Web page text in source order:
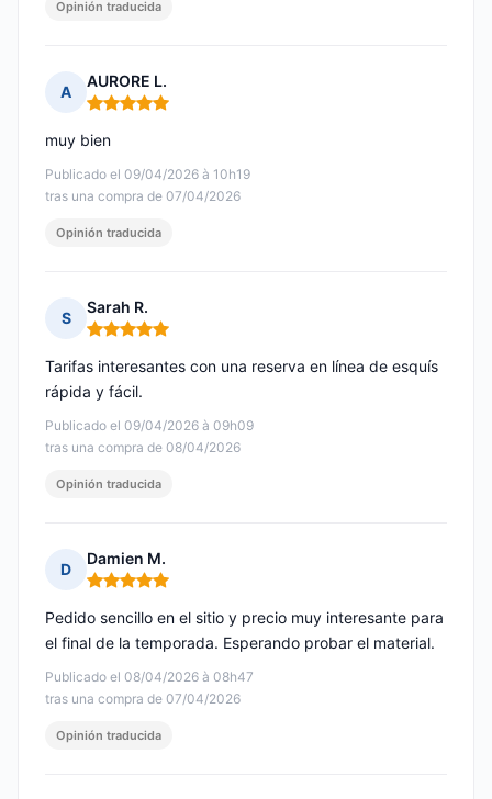
Opinión traducida
A
AURORE L.
Nota: 5 de 5
Publicado el 09/04/2026 à 10h19
tras una compra de 07/04/2026
muy bien
Opinión traducida
S
Sarah R.
Nota: 5 de 5
Publicado el 09/04/2026 à 09h09
tras una compra de 08/04/2026
Tarifas interesantes con una reserva en línea de esquís
rápida y fácil.
Opinión traducida
D
Damien M.
Nota: 5 de 5
Publicado el 08/04/2026 à 08h47
tras una compra de 07/04/2026
Pedido sencillo en el sitio y precio muy interesante para
el final de la temporada. Esperando probar el material.
Opinión traducida